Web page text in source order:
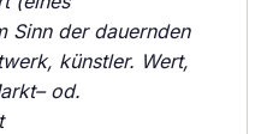
Sinn der dauernden
künstler. Wert,
od.